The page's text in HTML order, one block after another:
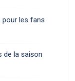
pour les fans
de la saison